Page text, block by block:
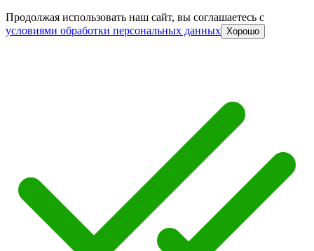
Продолжая использовать наш сайт, вы соглашаетесь c
условиями обработки персональных данных Хорошо